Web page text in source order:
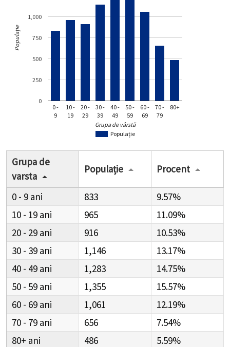
Populație
0 -
9
10 -
19
20 -
29
30 -
39
40 -
49
50 -
59
60 -
69
70 -
79
80+
0
250
500
750
1,000
Grupa de vârstă
Populație
Grupa de
varsta
Populație Procent
0 - 9 833
9.57%
10 - 19
965
11.09%
20 - 29
916
10.53%
30 - 39
1,146
13.17%
40 - 49
1,283
14.75%
50 - 59
1,355
15.57%
60 - 69
1,061
12.19%
70 - 79
656
7.54%
80+
486 5.59%